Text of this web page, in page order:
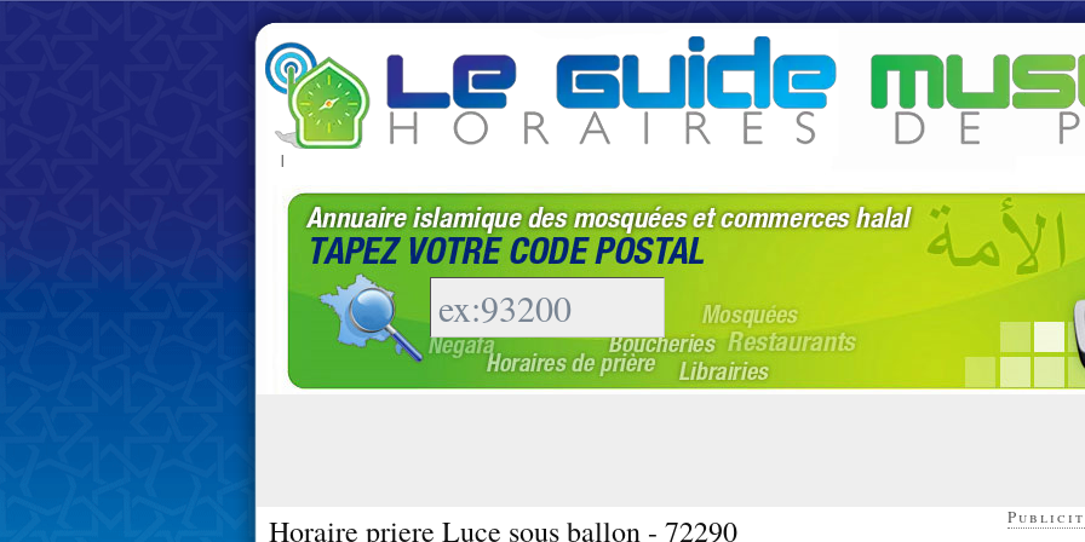
|
Horaire priere Luce sous ballon - 72290